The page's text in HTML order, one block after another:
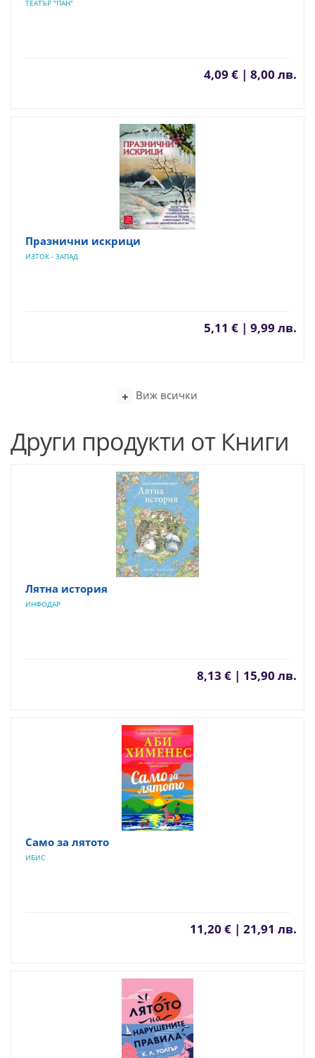
ТЕАТЪР "ПАН"
4,09 € | 8,00 лв.
Празнични искрици
ИЗТОК - ЗАПАД
5,11 € | 9,99 лв.
Виж всички
Други продукти от Книги
Лятна история
ИНФОДАР
8,13 € | 15,90 лв.
Само за лятото
ИБИС
11,20 € | 21,91 лв.